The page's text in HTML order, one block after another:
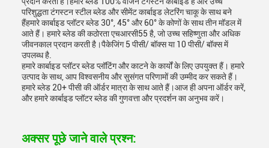
परिशुद्धता टंगस्टन स्टील ब्लेड और सीमेंट कार्बाइड लेटरिंग चाकू के साथ बने
हैंहमारे कार्बाइड प्लॉटर ब्लेड 30°, 45° और 60° के कोणों के साथ तीन मॉडल में
आते हैं। हमारे ब्लेड की कठोरता एचआरसी55 है, जो उच्च सहिष्णुता और अधिक
जीवनकाल प्रदान करती है।पैकेजिंग 5 पीसी/ बॉक्स या 10 पीसी/ बॉक्स में
उपलब्ध है.
हमारे कार्बाइड प्लॉटर ब्लेड प्लॉटिंग और काटने के कार्यों के लिए उपयुक्त हैं। हमारे
उत्पाद के साथ, आप विश्वसनीय और सुसंगत परिणामों की उम्मीद कर सकते हैं।
हमारे ब्लेड 20+ पीसी की ऑर्डर मात्रा के साथ आते हैं।आज ही अपना ऑर्डर करें,
और हमारे कार्बाइड प्लॉटर ब्लेड की गुणवत्ता और प्रदर्शन का अनुभव करें।
अक्सर पूछे जाने वाले प्रश्न: